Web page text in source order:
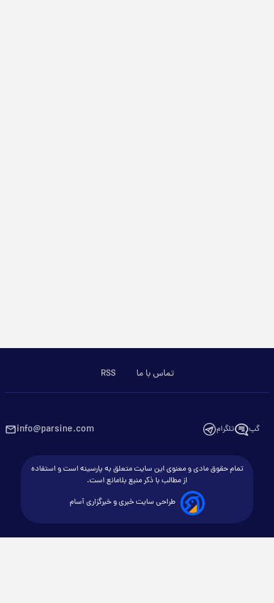
تماس با ما RSS
گپ تلگرام info@parsine.com
تمام حقوق مادی و معنوی این سایت متعلق به پارسینه است و استفاده
از مطالب با ذکر منبع بلامانع است.
طراحی سایت خبری و خبرگزاری آسام